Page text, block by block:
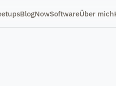
BlogNowSoftwareÜber mich